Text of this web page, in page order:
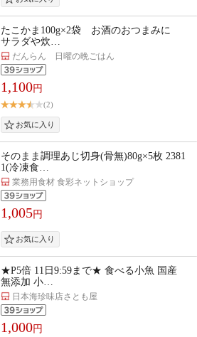
たこかま100g×2袋 お酒のおつまみに
サラダや炊…
だんらん 日曜の晩ごはん
1,100円
(2)
そのまま調理あじ切身(骨無)80g×5枚 2381
1(冷凍食…
業務用食材 食彩ネットショップ
1,005円
★P5倍 11日9:59まで★ 食べる小魚 国産
無添加 小…
日本海珍味店さとも屋
1,000円